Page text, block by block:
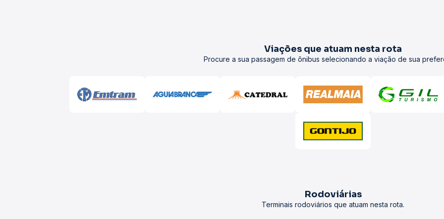
Viações que atuam nesta rota
Procure a sua passagem de ônibus selecionando a viação de sua
Rodoviárias
Terminais rodoviários que atuam nesta rota.